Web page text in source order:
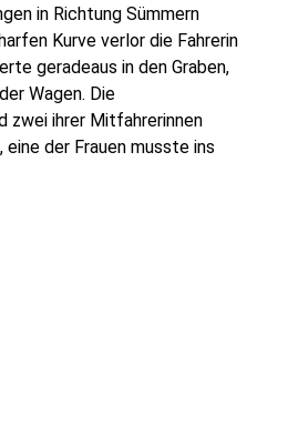
in Richtung Sümmern
Kurve verlor die Fahrerin
geradeaus in den Graben,
Wagen. Die
zwei ihrer Mitfahrerinnen
der Frauen musste ins